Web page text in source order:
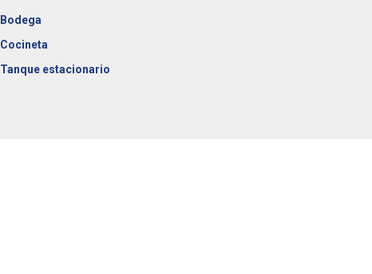
Bodega
Cocineta
Tanque estacionario